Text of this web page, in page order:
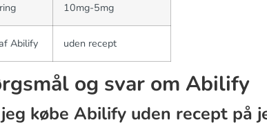
10mg-5mg
Abilify uden recept
og svar om Abilify
købe Abilify uden recept på